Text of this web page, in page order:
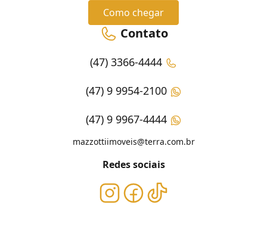
Como chegar
Contato
(47) 3366-4444
(47) 9 9954-2100
(47) 9 9967-4444
mazzottiimoveis@terra.com.br
Redes sociais